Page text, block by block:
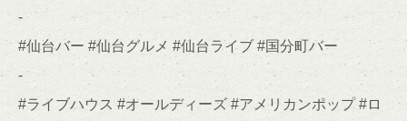
-
#仙台バー #仙台グルメ #仙台ライブ #国分町バー
-
#ライブハウス #オールディーズ #アメリカンポップ #ロ